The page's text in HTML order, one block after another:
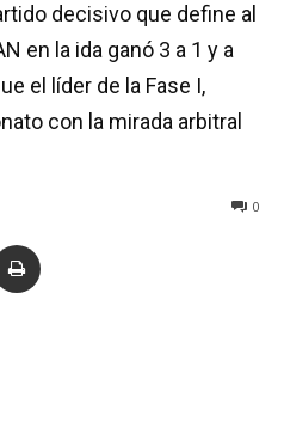
decisivo que define al
en la ida ganó 3 a 1 y a
el líder de la Fase I,
con la mirada arbitral
0